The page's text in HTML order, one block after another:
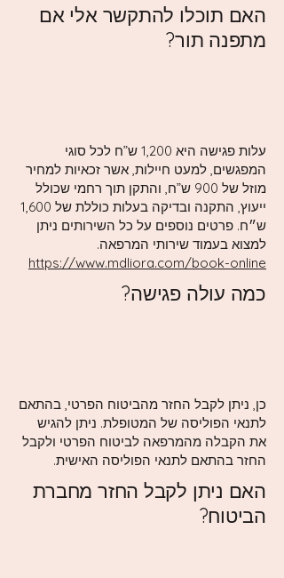
האם תוכלו להתקשר אלי אם
מתפנה תור?
עלות פגישה היא 1,200 ש”ח לכל סוגי
המפגשים, למעט חיילות, אשר זכאיות למחיר
מוזל של 900 ש”ח, והתקן תוך רחמי שכולל
ייעוץ, התקנה ובדיקה בעלות כוללת של 1,600
ש״ח. פרטים נוספים על כל השירותים ניתן
למצוא בעמוד שירותי המרפאה.
https://www.mdliora.com/book-online
כמה עולה פגישה?
כן, ניתן לקבל החזר מהביטוח הפרטי, בהתאם
לתנאי הפוליסה של המטופלת. ניתן להגיש
את הקבלה מהמרפאה לביטוח הפרטי ולקבל
החזר בהתאם לתנאי הפוליסה האישית.
האם ניתן לקבל החזר מחברת
הביטוח?